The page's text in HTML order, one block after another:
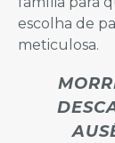
escolha de
meticulosa.